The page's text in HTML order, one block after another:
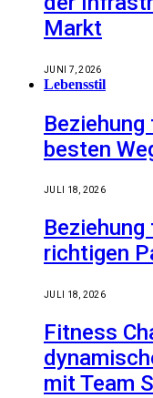
Markt
JUNI 7, 2026
Lebensstil
besten
JULI 18, 2026
richtigen
JULI 18, 2026
Fitness
mit Team